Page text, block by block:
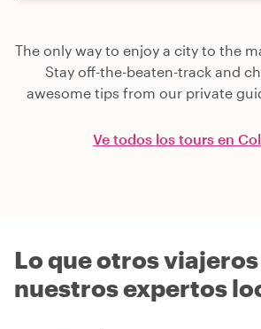
The only way to enjoy a city to the
Stay off-the-beaten-track and
awesome tips from our private
Ve todos los tours en
Lo que otros
nuestros expertos